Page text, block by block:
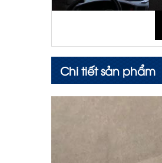
Chi tiết sản phẩm